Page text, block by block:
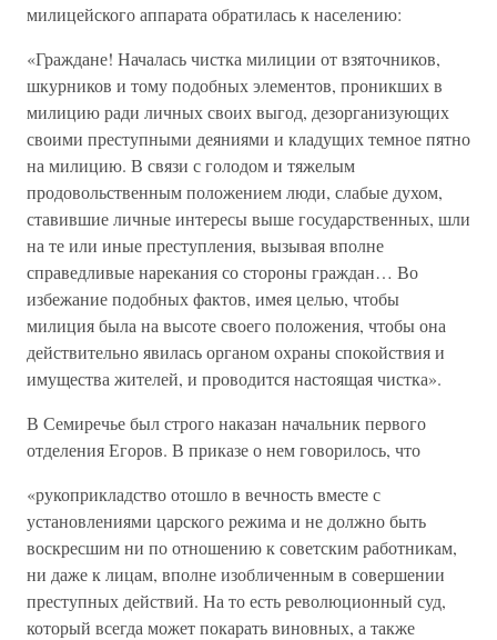
милицейского аппарата обратилась к населению:
«Граждане! Началась чистка милиции от взяточников,
шкурников и тому подобных элементов, проникших в
милицию ради личных своих выгод, дезорганизующих
своими преступными деяниями и кладущих темное пятно
на милицию. В связи с голодом и тяжелым
продовольственным положением люди, слабые духом,
ставившие личные интересы выше государственных, шли
на те или иные преступления, вызывая вполне
справедливые нарекания со стороны граждан… Во
избежание подобных фактов, имея целью, чтобы
милиция была на высоте своего положения, чтобы она
действительно явилась органом охраны спокойствия и
имущества жителей, и проводится настоящая чистка».
В Семиречье был строго наказан начальник первого
отделения Егоров. В приказе о нем говорилось, что
«рукоприкладство отошло в вечность вместе с
установлениями царского режима и не должно быть
воскресшим ни по отношению к советским работникам,
ни даже к лицам, вполне изобличенным в совершении
преступных действий. На то есть революционный суд,
который всегда может покарать виновных, а также